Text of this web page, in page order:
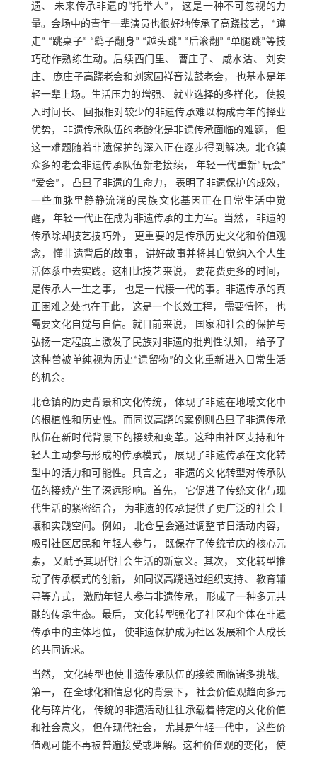
遗、 未来传承非遗的“托举人”， 这是一种不可忽视的力
量。会场中的青年一辈演员也很好地传承了高跷技艺， “蹲
走” “跳桌子” “鹞子翻身” “越头跳” “后滚翻” “单腿跳”等技
巧动作熟练生动。后续西门里、 曹庄子、 咸水沽、 刘安
庄、 庞庄子高跷老会和刘家园祥音法鼓老会， 也基本是年
轻一辈上场。生活压力的增强、 就业选择的多样化， 使投
入时间长、 回报相对较少的非遗传承难以构成青年的择业
优势， 非遗传承队伍的老龄化是非遗传承面临的难题， 但
这一难题随着非遗保护的深入正在逐步得到解决。北仓镇
众多的老会非遗传承队伍新老接续， 年轻一代重新“玩会”
“爱会”， 凸显了非遗的生命力， 表明了非遗保护的成效，
一些血脉里静静流淌的民族文化基因正在日常生活中觉
醒， 年轻一代正在成为非遗传承的主力军。当然， 非遗的
传承除却技艺技巧外， 更重要的是传承历史文化和价值观
念， 懂非遗背后的故事， 讲好故事并将其自觉纳入个人生
活体系中去实践。这相比技艺来说， 要花费更多的时间，
是传承人一生之事， 也是一代接一代的事。非遗传承的真
正困难之处也在于此， 这是一个长效工程， 需要情怀， 也
需要文化自觉与自信。就目前来说， 国家和社会的保护与
弘扬一定程度上激发了民族对非遗的批判性认知， 给予了
这种曾被单纯视为历史“遗留物”的文化重新进入日常生活
的机会。
北仓镇的历史背景和文化传统， 体现了非遗在地域文化中
的根植性和历史性。而同议高跷的案例则凸显了非遗传承
队伍在新时代背景下的接续和变革。这种由社区支持和年
轻人主动参与形成的传承模式， 展现了非遗传承在文化转
型中的活力和可能性。具言之， 非遗的文化转型对传承队
伍的接续产生了深远影响。首先， 它促进了传统文化与现
代生活的紧密结合， 为非遗的传承提供了更广泛的社会土
壤和实践空间。例如， 北仓皇会通过调整节日活动内容，
吸引社区居民和年轻人参与， 既保存了传统节庆的核心元
素， 又赋予其现代社会生活的新意义。其次， 文化转型推
动了传承模式的创新， 如同议高跷通过组织支持、 教育辅
导等方式， 激励年轻人参与非遗传承， 形成了一种多元共
融的传承生态。最后， 文化转型强化了社区和个体在非遗
传承中的主体地位， 使非遗保护成为社区发展和个人成长
的共同诉求。
当然， 文化转型也使非遗传承队伍的接续面临诸多挑战。
第一， 在全球化和信息化的背景下， 社会价值观趋向多元
化与碎片化， 传统的非遗活动往往承载着特定的文化价值
和社会意义， 但在现代社会， 尤其是年轻一代中， 这些价
值观可能不再被普遍接受或理解。这种价值观的变化， 使